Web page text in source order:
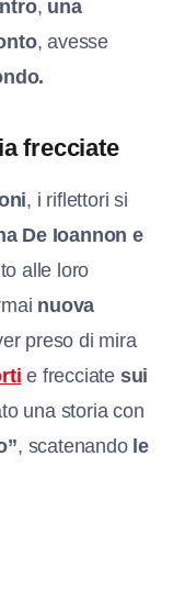
, una
, avesse
frecciate
, i riflettori si
De Ioannon e
alle loro
nuova
preso di mira
e frecciate sui
una storia con
, scatenando le